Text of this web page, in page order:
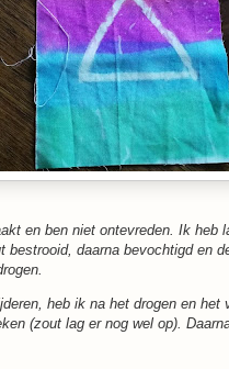
en ben niet ontevreden. Ik heb
daarna bevochtigd en
heb ik na het drogen en het
(zout lag er nog wel op).